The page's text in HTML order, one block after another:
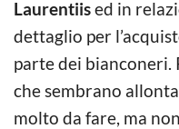
Laurentiised in
dettaglio per
parte dei bianconeri.
che sembrano
molto da fare, ma